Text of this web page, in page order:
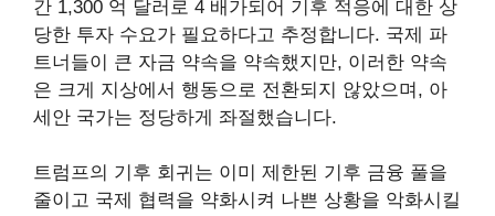
간 1,300 억 달러로 4 배가되어 기후 적응에 대한 상
당한 투자 수요가 필요하다고 추정합니다. 국제 파
트너들이 큰 자금 약속을 약속했지만, 이러한 약속
은 크게 지상에서 행동으로 전환되지 않았으며, 아
세안 국가는 정당하게 좌절했습니다.
트럼프의 기후 회귀는 이미 제한된 기후 금융 풀을
줄이고 국제 협력을 약화시켜 나쁜 상황을 악화시킬